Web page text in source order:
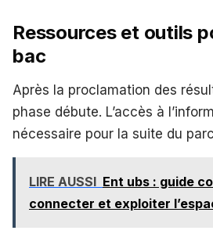
Ressources et outils
bac
Après la proclamation des
phase débute. L’accès à
nécessaire pour la suite du
LIRE AUSSI Ent ubs : guide
connecter et exploiter